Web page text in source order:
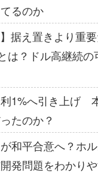
るのか
据え置きより重
は？ドル高継続の
1%へ引き上げ
たのか？
和平合意へ？ホ
発問題をわかり